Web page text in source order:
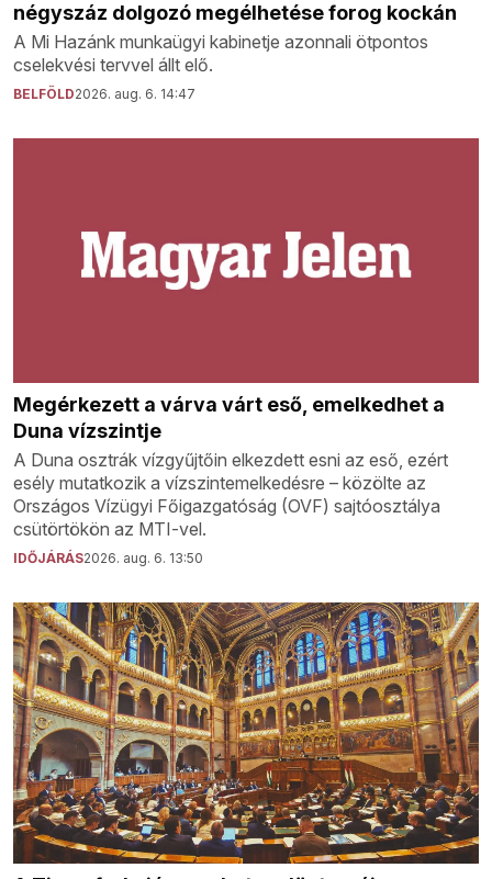
négyszáz dolgozó megélhetése forog kockán
A Mi Hazánk munkaügyi kabinetje azonnali ötpontos
cselekvési tervvel állt elő.
BELFÖLD2026. aug. 6. 14:47
Megérkezett a várva várt eső, emelkedhet a
Duna vízszintje
A Duna osztrák vízgyűjtőin elkezdett esni az eső, ezért
esély mutatkozik a vízszintemelkedésre – közölte az
Országos Vízügyi Főigazgatóság (OVF) sajtóosztálya
csütörtökön az MTI-vel.
IDŐJÁRÁS2026. aug. 6. 13:50